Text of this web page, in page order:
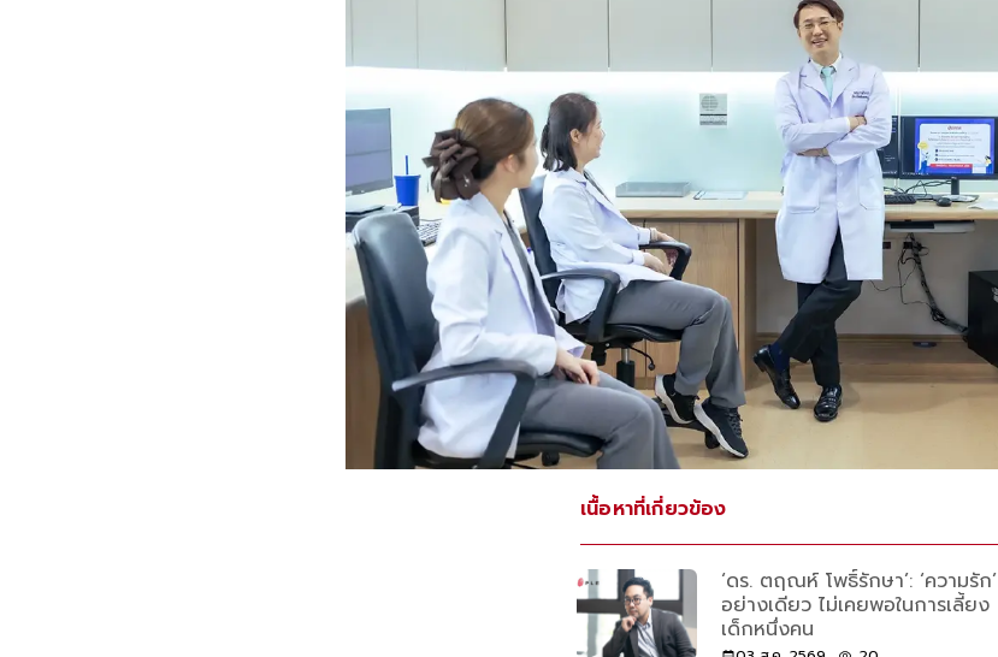
เนื้อหาที่เกี่ยวข้อง
‘ดร. ตฤณห์ โพธิ์รักษา’: ‘ความรัก’
อย่างเดียว ไม่เคยพอในการเลี้ยง
เด็กหนึ่งคน